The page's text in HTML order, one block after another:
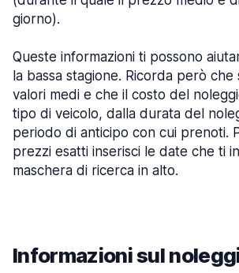
giorno).
Queste informazioni ti possono
la bassa stagione. Ricorda però
valori medi e che il costo del
tipo di veicolo, dalla durata del
periodo di anticipo con cui prenoti.
prezzi esatti inserisci le date che ti
maschera di ricerca in alto.
Informazioni sul